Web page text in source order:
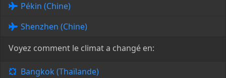
Pékin (Chine)
Shenzhen (Chine)
Voyez comment le climat a changé en:
Bangkok (Thaïlande)